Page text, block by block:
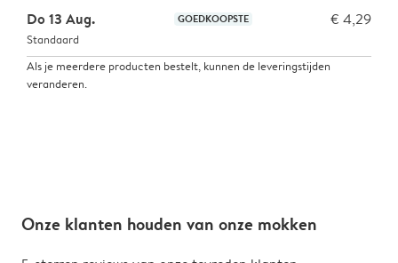
Do 13 Aug.
GOEDKOOPSTE € 4,29
Standaard
Als je meerdere producten bestelt, kunnen de leveringstijden
veranderen.
Onze klanten houden van onze mokken